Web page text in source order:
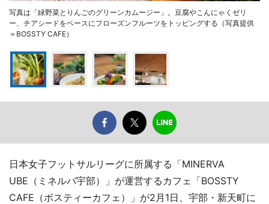
写真は「緑野菜とりんごのグリーンカムージー」。豆腐やこんにゃくゼリ
ー、チアシードをベースにフローズンフルーツをトッピングする（写真提供
＝BOSSTY CAFE）
日本女子フットサルリーグに所属する「MINERVA
UBE（ミネルバ宇部）」が運営するカフェ「BOSSTY
CAFE（ボスティーカフェ）」が2月1日、宇部・新天町に